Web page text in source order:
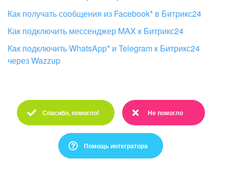
Как получать сообщения из Facebook* в Битрикс24
Как подключить мессенджер MAX к Битрикс24
Кaк подключить WhatsApp* и Telegram к Битрикс24
через Wazzup
Спасибо, помогло!
Спасибо :)
Не помогло
Очень жаль :(
Помощь интегратора